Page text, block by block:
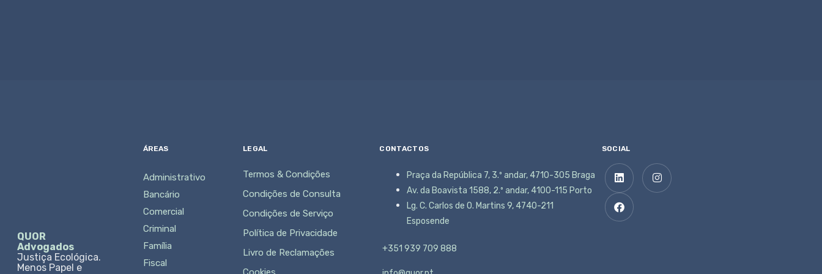
QUOR
Advogados
Justiça Ecológica.
Menos Papel e
ÁREAS
Administrativo
Bancário
Comercial
Criminal
Família
Fiscal
LEGAL
Termos & Condições
Condições de Consulta
Condições de Serviço
Política de Privacidade
Livro de Reclamações
CONTACTOS
Praça da República 7, 3.º andar, 4710-305 Braga
Av. da Boavista 1588, 2.º andar, 4100-115 Porto
Lg. C. Carlos de O. Martins 9, 4740-211
Esposende
+351 939 709 888
SOCIAL